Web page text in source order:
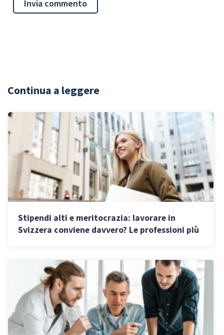
Continua a leggere
Stipendi alti e meritocrazia: lavorare in
Svizzera conviene davvero? Le professioni più